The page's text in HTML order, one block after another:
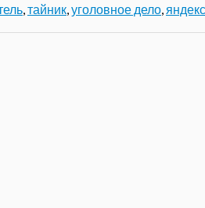
тайник уголовное дело яндекс